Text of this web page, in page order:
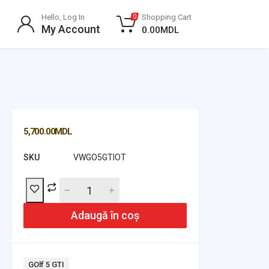
Hello, Log In
My Account
0 Shopping Cart
0.00MDL
5,700.00MDL
SKU VWGO5GTIOT
Adaugă în coș
Tag:
GOlf 5 GTI